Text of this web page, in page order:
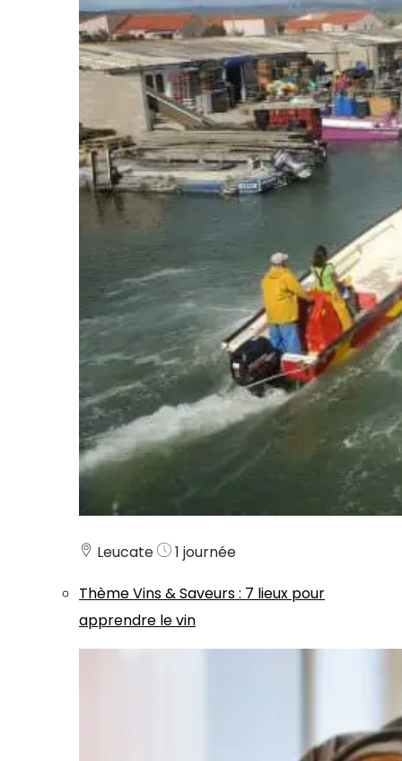
Leucate
1 journée
ThèmeVins & Saveurs: 7 lieux pour
apprendre le vin